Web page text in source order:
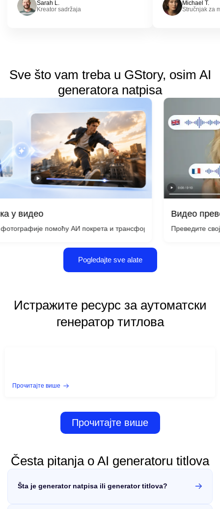
Sarah L.
Kreator sadržaja
Michael T.
Stručnjak za
Sve što vam treba u GStory, osim AI
generatora natpisa
интелигенцијом за неколико секунди – није потребна камера
помоћу АИ покрета и трансформишите сваку појединачну
Видео
Преведите своје видео
Pogledajte sve alate
Истражите ресурс за аутоматски
генератор титлова
Прочитајте више
Прочитајте више
Česta pitanja o AI generatoru titlova
Šta je generator natpisa ili generator titlova?